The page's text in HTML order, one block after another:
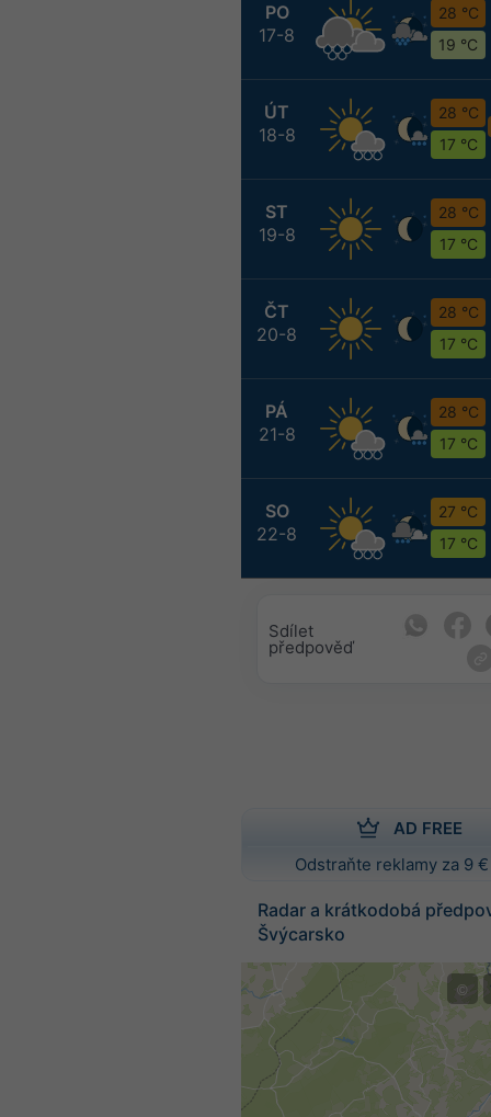
PO
17-8
28 °C
19 °C
ÚT
18-8
28 °C
17 °C
ST
19-8
28 °C
17 °C
ČT
20-8
28 °C
17 °C
PÁ
21-8
28 °C
17 °C
SO
22-8
27 °C
17 °C
Sdílet
předpověď
AD FREE
Odstraňte reklamy za 9
Radar a krátkodobá
Švýcarsko
©